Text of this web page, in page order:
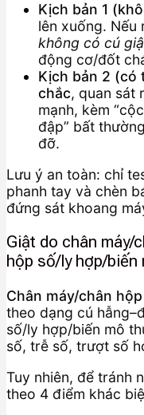
Kịch bản 1
lên xuống. Nếu
không có cú
động cơ/đốt
Kịch bản 2 (có
chắc, quan sát
mạnh, kèm
đập” bất
đỡ.
Lưu ý an toàn: chỉ
phanh tay và chèn
đứng sát khoang
Giật do chân máy/
hộp số/ly hợp/biến
Chân máy/chân hộp
theo dạng cú
số/ly hợp/biến mô
số, trễ số, trượt số
Tuy nhiên, để tránh
theo 4 điểm khác